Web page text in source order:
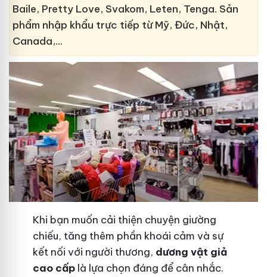
Baile, Pretty Love, Svakom, Leten, Tenga. Sản
phẩm nhập khẩu trực tiếp từ Mỹ, Đức, Nhật,
Canada,…
Khi bạn muốn cải thiện chuyện giường
chiếu, tăng thêm phần khoái cảm và sự
kết nối với người thương, dương vật giả
cao cấp là lựa chọn đáng để cân nhắc.